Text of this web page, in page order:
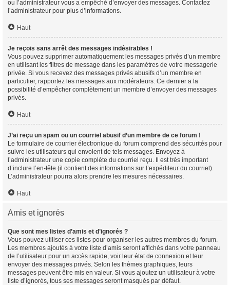
ou l’administrateur vous a empêché d’envoyer des messages. Contactez
l’administrateur pour plus d’informations.
Haut
Je reçois sans arrêt des messages indésirables !
Vous pouvez supprimer automatiquement les messages privés d’un membre
en utilisant les filtres de message dans les paramètres de votre messagerie
privée. Si vous recevez des messages privés abusifs d’un membre en
particulier, rapportez les messages aux modérateurs. Ce dernier a la
possibilité d’empêcher complètement un membre d’envoyer des messages
privés.
Haut
J’ai reçu un spam ou un courriel abusif d’un membre de ce forum !
Le formulaire de courrier électronique du forum comprend des sécurités pour
suivre les utilisateurs qui envoient de tels messages. Envoyez à
l’administrateur une copie complète du courriel reçu. Il est très important
d’inclure l’en-tête (il contient des informations sur l’expéditeur du courriel).
L’administrateur pourra alors prendre les mesures nécessaires.
Haut
Amis et ignorés
Que sont mes listes d’amis et d’ignorés ?
Vous pouvez utiliser ces listes pour organiser les autres membres du forum.
Les membres ajoutés à votre liste d’amis seront affichés dans votre panneau
de l’utilisateur pour un accès rapide, voir leur état de connexion et leur
envoyer des messages privés. Selon les thèmes graphiques, leurs
messages peuvent être mis en valeur. Si vous ajoutez un utilisateur à votre
liste d’ignorés, tous ses messages seront masqués par défaut.